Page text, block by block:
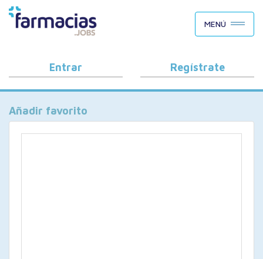
BUSCAR CANDIDATOS
OFERTAS DE EMPLEO
COMO FUNCIONA
PORQUÉ FARMACIAS.JOBS
BLOG
MENÚ
Entrar Regístrate
Añadir favorito